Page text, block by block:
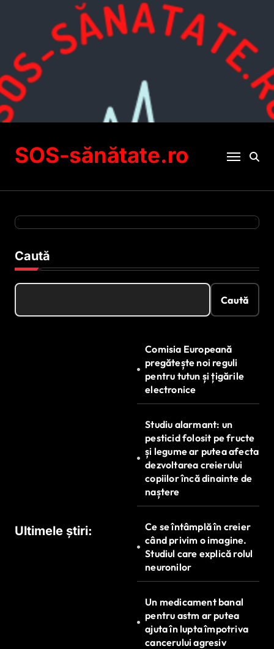
SOS-sănătate.ro
Caută
Caută
Ultimele știri:
Comisia Europeană
pregătește noi reguli
pentru tutun și țigările
electronice
Studiu alarmant: un
pesticid folosit pe fructe
și legume ar putea afecta
dezvoltarea creierului
copiilor încă dinainte de
naștere
Ce se întâmplă în creier
când privim o imagine.
Studiul care explică rolul
neuronilor
Un medicament banal
pentru astm ar putea
ajuta în lupta împotriva
cancerului agresiv